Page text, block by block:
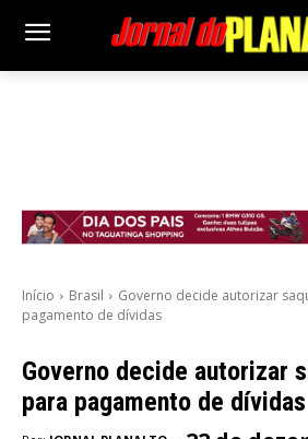
Início Brasil
Governo decide autorizar
pagamento de dívidas
Governo decide autorizar
para pagamento de dívidas